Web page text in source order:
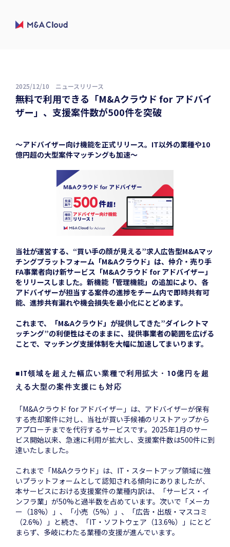
2025/12/10 ニュースリリース
無料で利用できる「M&Aクラウド for アドバイ
ザー」、支援案件数が500件を突破
〜アドバイザー向け機能を正式リリース。IT以外の業種や10
億円超の大型案件マッチングも加速〜
当社が運営する、“買い手の顔が見える”求人広告型M&Aマッ
チングプラットフォーム「M&Aクラウド」は、仲介・売り手
FA事業者向け新サービス「M&Aクラウド for アドバイザー」
をリリースしました。新機能「管理機能」の追加により、各
アドバイザーが担当する案件の進捗をチーム内で即時共有可
能、進捗共有漏れや機会損失を最小化にとどめます。
これまで、「M&Aクラウド」が提供してきた”ダイレクトマ
ッチング”の利便性はそのままに、提供事業者の範囲を広げる
ことで、マッチング支援体制を大幅に加速してまいります。
■IT領域を超えた幅広い業種で利用拡大・10億円を超
える大型の案件支援にも対応
「M&Aクラウド for アドバイザー」は、アドバイザーが保有
する売却案件に対し、当社が買い手候補のリストアップから
アプローチまでを代行するサービスです。2025年1月のサー
ビス開始以来、急速に利用が拡大し、支援案件数は500件に到
達いたしました。
これまで「M&Aクラウド」は、IT・スタートアップ領域に強
いプラットフォームとして認知される傾向にありましたが、
本サービスにおける支援案件の業種内訳は、「サービス・イ
ンフラ業」が50%と過半数を占めています。次いで「メーカ
ー（18%）」、「小売（5%）」、「広告・出版・マスコミ
（2.6%）」と続き、「IT・ソフトウェア（13.6%）」にとど
まらず、多岐にわたる業種の支援が進んでいます。